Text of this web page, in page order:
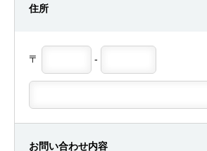
住所
〒 -
お問い合わせ内容